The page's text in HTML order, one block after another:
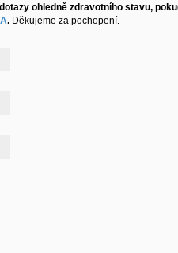
ohledně zdravotního stavu,
. Děkujeme za pochopení.